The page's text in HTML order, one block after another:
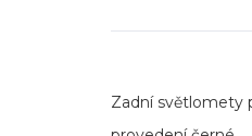
Zadní světlomety